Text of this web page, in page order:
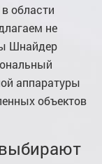
области
не
Шнайдер
аппаратуры
объектов